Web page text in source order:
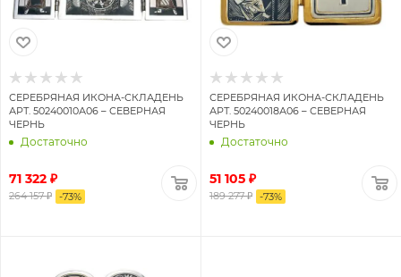
СЕРЕБРЯНАЯ ИКОНА-СКЛАДЕНЬ
АРТ. 50240010А06 – СЕВЕРНАЯ
ЧЕРНЬ
Достаточно
71 322 ₽
264 157 ₽ -73%
СЕРЕБРЯНАЯ ИКОНА-СКЛАДЕНЬ
АРТ. 50240018А06 – СЕВЕРНАЯ
ЧЕРНЬ
Достаточно
51 105 ₽
189 277 ₽ -73%